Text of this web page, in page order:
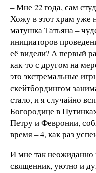
– Мне 22 года, сам
Хожу в этот храм уже
матушка Татьяна –
инициаторов
её видели? А первый
как-то с другом на
это экстремальные
скейтбордингом
стало, и я случайно
Богородице в
Петру и Февронии,
время – 4, как раз
И мне так неожиданно
священник, уютно и